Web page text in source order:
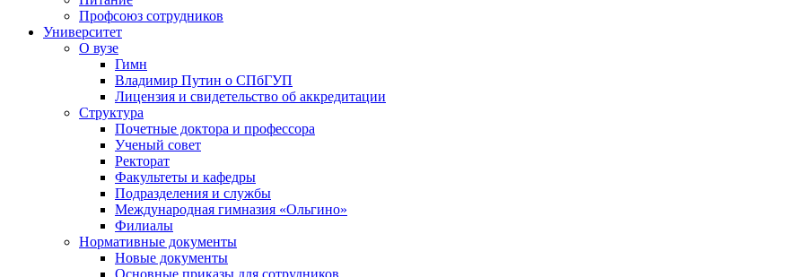
Профсоюз сотрудников
Университет
О вузе
Гимн
Владимир Путин о СПбГУП
Лицензия и свидетельство об аккредитации
Структура
Почетные доктора и профессора
Ученый совет
Ректорат
Факультеты и кафедры
Подразделения и службы
Международная гимназия «Ольгино»
Филиалы
Нормативные документы
Новые документы
Основные приказы для сотрудников